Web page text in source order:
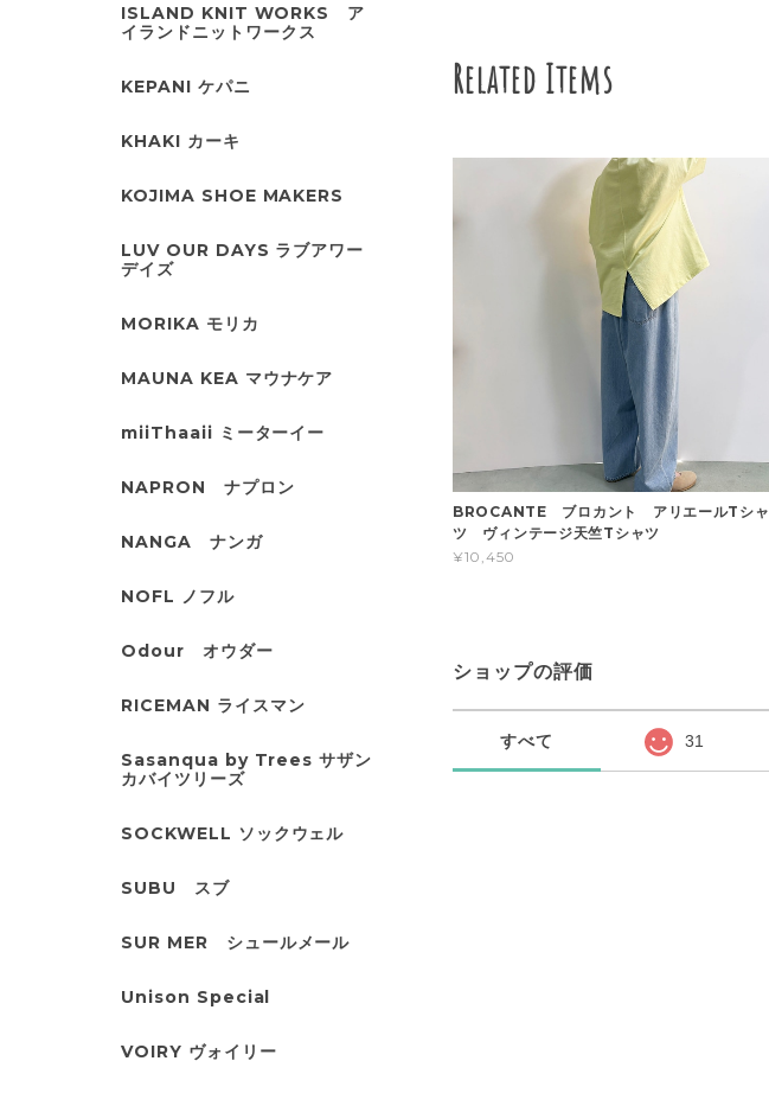
Related Items
BROCANTE ブロカント アリエールTシャ
ツ ヴィンテージ天竺Tシャツ
¥10,450
ショップの評価
すべて 31
ISLAND KNIT WORKS ア
イランドニットワークス
KEPANI ケパニ
KHAKI カーキ
KOJIMA SHOE MAKERS
LUV OUR DAYS ラブアワー
デイズ
MORIKA モリカ
MAUNA KEA マウナケア
miiThaaii ミーターイー
NAPRON ナプロン
NANGA ナンガ
NOFL ノフル
Odour オウダー
RICEMAN ライスマン
Sasanqua by Trees サザン
カバイツリーズ
SOCKWELL ソックウェル
SUBU スブ
SUR MER シュールメール
Unison Special
VOIRY ヴォイリー